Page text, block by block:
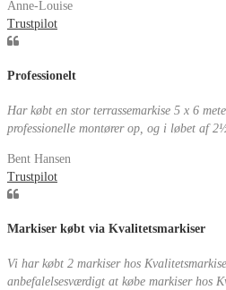
Anne-Louise
Trustpilot
Professionelt
Har købt en stor terrassemarkise 5 x 6
professionelle montører op, og i løbet af
Bent Hansen
Trustpilot
Markiser købt via Kvalitetsmarkiser
Vi har købt 2 markiser hos
anbefalelsesværdigt at købe markiser hos